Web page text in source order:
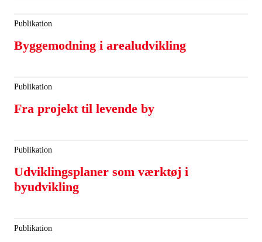
Publikation
Byggemodning i arealudvikling
Publikation
Fra projekt til levende by
Publikation
Udviklingsplaner som værktøj i
byudvikling
Publikation